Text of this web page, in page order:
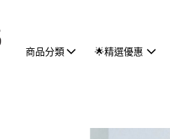
商品分類 🌟精選優惠